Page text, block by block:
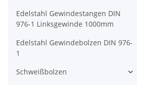
Edelstahl Gewindestangen DIN
976-1 Linksgewinde 1000mm
Edelstahl Gewindebolzen DIN 976-
1
Schweißbolzen